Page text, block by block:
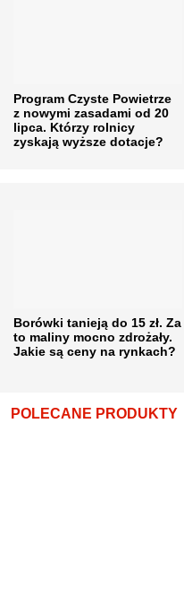
Program Czyste Powietrze
z nowymi zasadami od 20
lipca. Którzy rolnicy
zyskają wyższe dotacje?
Borówki tanieją do 15 zł. Za
to maliny mocno zdrożały.
Jakie są ceny na rynkach?
POLECANE PRODUKTY